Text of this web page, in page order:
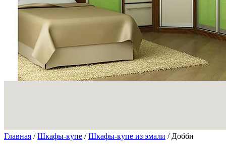
Главная /Шкафы-купе /Шкафы-купе из эмали / Добби